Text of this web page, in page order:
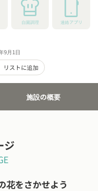
自園調理 連絡アプリ
9月1日
リストに追加
施設の概要
ジ
をさかせよう